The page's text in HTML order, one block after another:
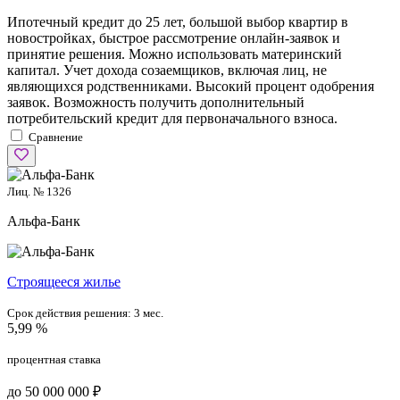
Ипотечный кредит до 25 лет, большой выбор квартир в
новостройках, быстрое рассмотрение онлайн-заявок и
принятие решения. Можно использовать материнский
капитал. Учет дохода созаемщиков, включая лиц, не
являющихся родственниками. Высокий процент одобрения
заявок. Возможность получить дополнительный
потребительский кредит для первоначального взноса.
Сравнение
Лиц. № 1326
Альфа-Банк
Cтроящееся жилье
Срок действия решения: 3 мес.
5,99 %
процентная ставка
до 50 000 000 ₽